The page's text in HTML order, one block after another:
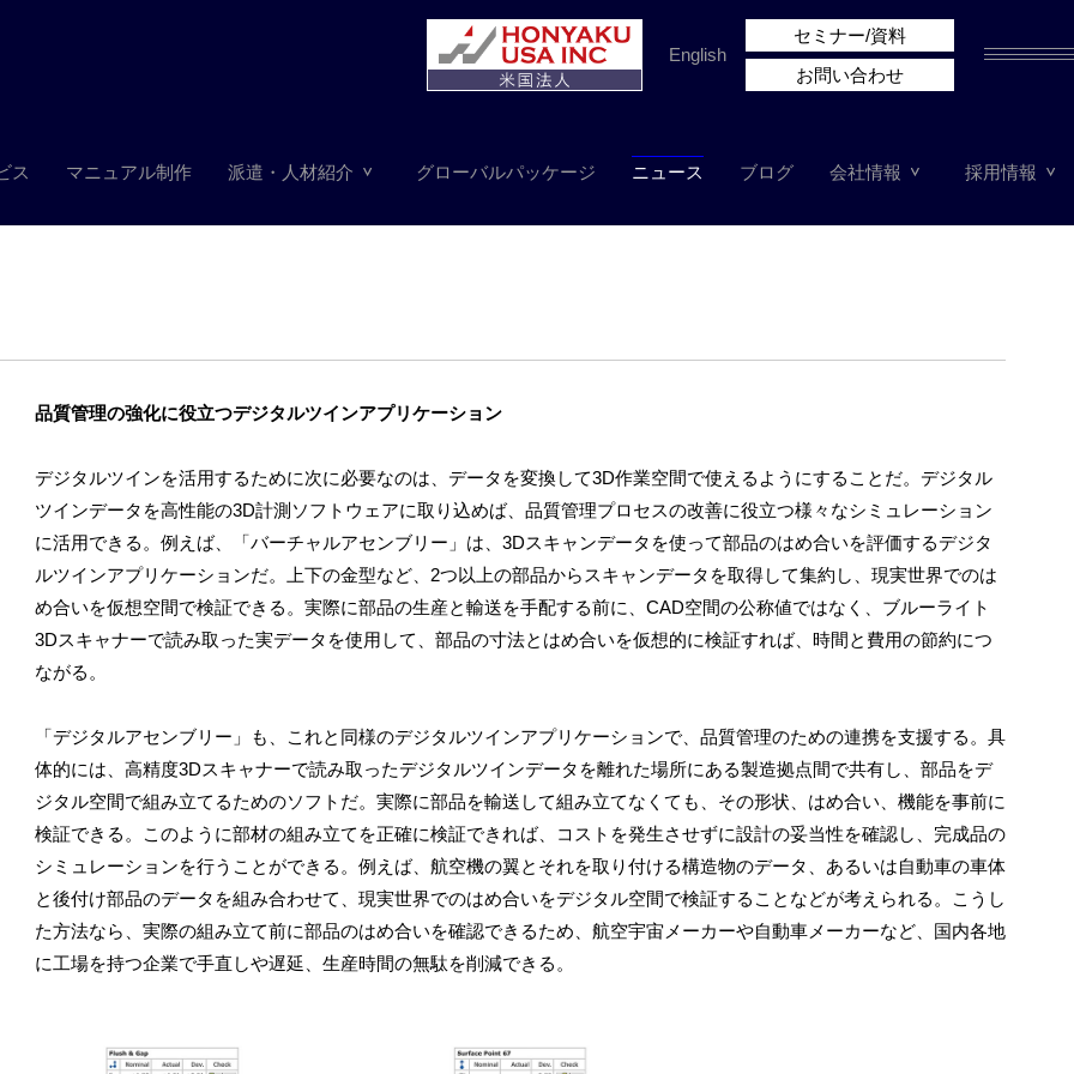
ス マニュアル制作 派遣・人材紹介 グローバルパッケージ ニュース ブログ 会社情報 採用情報
English
セミナー/資料
お問い合わせ
品質管理の強化に役立つデジタルツインアプリケーション
デジタルツインを活用するために次に必要なのは、データを変換して3D作業空間で使えるようにすることだ。デジタル
ツインデータを高性能の3D計測ソフトウェアに取り込めば、品質管理プロセスの改善に役立つ様々なシミュレーション
に活用できる。例えば、「バーチャルアセンブリー」は、3Dスキャンデータを使って部品のはめ合いを評価するデジタ
ルツインアプリケーションだ。上下の金型など、2つ以上の部品からスキャンデータを取得して集約し、現実世界でのは
め合いを仮想空間で検証できる。実際に部品の生産と輸送を手配する前に、CAD空間の公称値ではなく、ブルーライト
3Dスキャナーで読み取った実データを使用して、部品の寸法とはめ合いを仮想的に検証すれば、時間と費用の節約につ
ながる。
「デジタルアセンブリー」も、これと同様のデジタルツインアプリケーションで、品質管理のための連携を支援する。具
体的には、高精度3Dスキャナーで読み取ったデジタルツインデータを離れた場所にある製造拠点間で共有し、部品をデ
ジタル空間で組み立てるためのソフトだ。実際に部品を輸送して組み立てなくても、その形状、はめ合い、機能を事前に
検証できる。このように部材の組み立てを正確に検証できれば、コストを発生させずに設計の妥当性を確認し、完成品の
シミュレーションを行うことができる。例えば、航空機の翼とそれを取り付ける構造物のデータ、あるいは自動車の車体
と後付け部品のデータを組み合わせて、現実世界でのはめ合いをデジタル空間で検証することなどが考えられる。こうし
た方法なら、実際の組み立て前に部品のはめ合いを確認できるため、航空宇宙メーカーや自動車メーカーなど、国内各地
に工場を持つ企業で手直しや遅延、生産時間の無駄を削減できる。